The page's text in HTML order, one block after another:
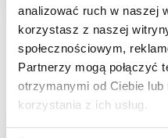
analizować ruch w naszej
korzystasz z naszej
społecznościowym,
Partnerzy mogą połączyć
otrzymanymi od Ciebie
korzystania z ich usług.
NAJNOWSZE